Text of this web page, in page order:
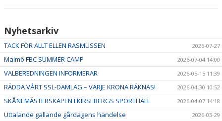
Nyhetsarkiv
TACK FÖR ALLT ELLEN RASMUSSEN 2026-07-27
Malmö FBC SUMMER CAMP 2026-07-04 14:00
VALBEREDNINGEN INFORMERAR 2026-05-15 11:39
RÄDDA VÅRT SSL-DAMLAG – VARJE KRONA RÄKNAS! 2026-04-30 10:52
SKÅNEMÄSTERSKAPEN I KIRSEBERGS SPORTHALL 2026-04-07 14:18
Uttalande gällande gårdagens händelse 2026-03-29